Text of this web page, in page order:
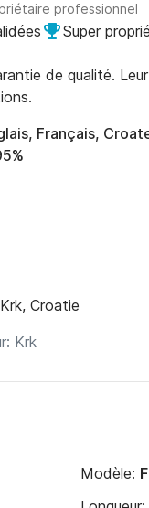
professionnel
Super
de qualité.
Français,
Krk, Croatie
Modèle: